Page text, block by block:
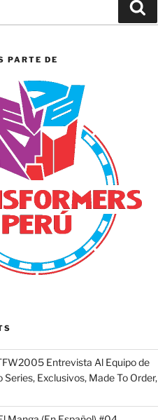
PARTE DE
Entrevista Al Equipo de
Series, Exclusivos, Made To Order,